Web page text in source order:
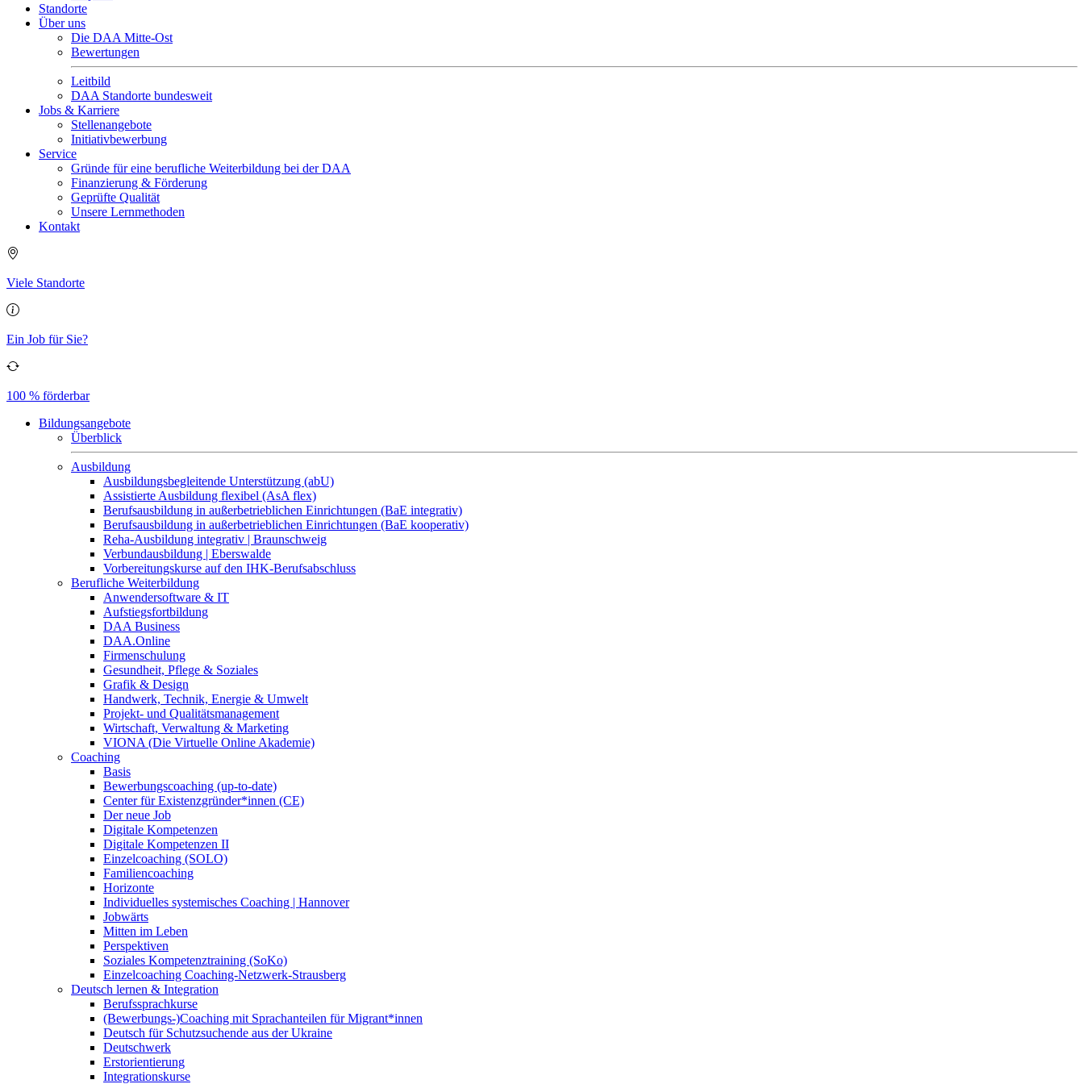
Standorte
Über uns
Die DAA Mitte-Ost
Bewertungen
Leitbild
DAA Standorte bundesweit
Jobs & Karriere
Stellenangebote
Initiativbewerbung
Service
Gründe für eine berufliche Weiterbildung bei der DAA
Finanzierung & Förderung
Geprüfte Qualität
Unsere Lernmethoden
Kontakt
Viele Standorte
Ein Job für Sie?
100 % förderbar
Bildungsangebote
Überblick
Ausbildung
Ausbildungsbegleitende Unterstützung (abU)
Assistierte Ausbildung flexibel (AsA flex)
Berufsausbildung in außerbetrieblichen Einrichtungen (BaE integrativ)
Berufsausbildung in außerbetrieblichen Einrichtungen (BaE kooperativ)
Reha-Ausbildung integrativ | Braunschweig
Verbundausbildung | Eberswalde
Vorbereitungskurse auf den IHK-Berufsabschluss
Berufliche Weiterbildung
Anwendersoftware & IT
Aufstiegsfortbildung
DAA Business
DAA.Online
Firmenschulung
Gesundheit, Pflege & Soziales
Grafik & Design
Handwerk, Technik, Energie & Umwelt
Projekt- und Qualitätsmanagement
Wirtschaft, Verwaltung & Marketing
VIONA (Die Virtuelle Online Akademie)
Coaching
Basis
Bewerbungscoaching (up-to-date)
Center für Existenzgründer*innen (CE)
Der neue Job
Digitale Kompetenzen
Digitale Kompetenzen II
Einzelcoaching (SOLO)
Familiencoaching
Horizonte
Individuelles systemisches Coaching | Hannover
Jobwärts
Mitten im Leben
Perspektiven
Soziales Kompetenztraining (SoKo)
Einzelcoaching Coaching-Netzwerk-Strausberg
Deutsch lernen & Integration
Berufssprachkurse
(Bewerbungs-)Coaching mit Sprachanteilen für Migrant*innen
Deutsch für Schutzsuchende aus der Ukraine
Deutschwerk
Erstorientierung
Integrationskurse